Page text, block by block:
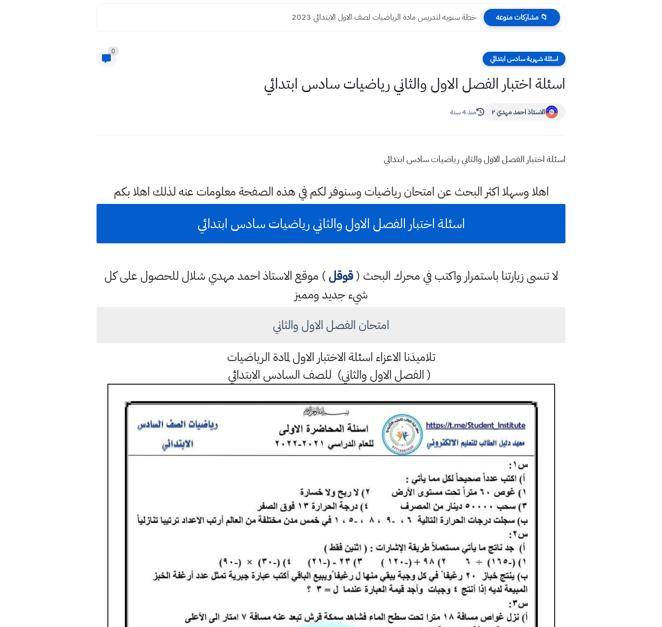
📁 مشاركات منوعه خطة سنويه لتدريس مادة الرياضيات لصف الاول الابتدائي 2023
اسئلة شهرية سادس ابتدائي
0
اسئلة اختبار الفصل الاول والثاني رياضيات سادس ابتدائي
الاستاذ احمد مهدي ٢ منذ 4 سنة
اسئلة اختبار الفصل الاول والثاني رياضيات سادس ابتدائي
اهلا وسهلا اكثر البحث عن امتحان رياضيات وسنوفر لكم في هذه الصفحة معلومات عنه لذلك اهلا بكم
اسئلة اختبار الفصل الاول والثاني رياضيات سادس ابتدائي
لا تنسى زيارتنا باستمرار واكتب في محرك البحث (قوقل) موقع الاستاذ احمد مهدي شلال للحصول على كل
شيء جديد ومميز
امتحان الفصل الاول والثاني
تلاميذنا الاعزاء اسئلة الاختبار الاول لمادة الرياضيات
( الفصل الاول والثاني) للصف السادس الابتدائي